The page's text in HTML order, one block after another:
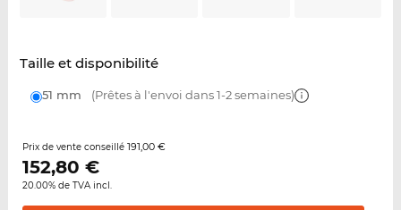
Taille et disponibilité
51 mm (Prêtes à l'envoi dans 1-2 semaines)
Prix de vente conseillé 191,00 €
152,80 €
20.00% de TVA incl.